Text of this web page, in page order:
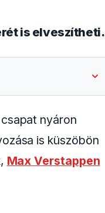
is elveszítheti.
nyáron
is küszöbön
Max Verstappen